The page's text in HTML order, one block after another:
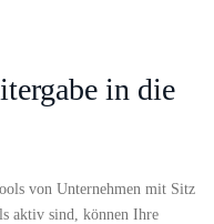
in die
von Unternehmen mit Sitz
aktiv sind, können Ihre